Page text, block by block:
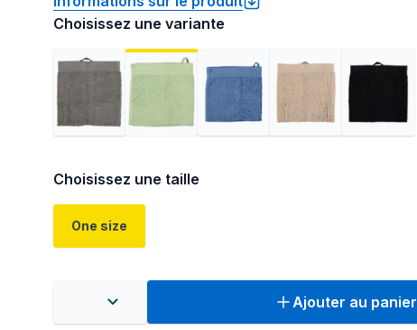
Choisissez une variante
Choisissez une taille
One size
Ajouter au panier